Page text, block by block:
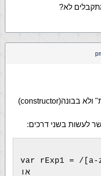
לא?
אני השתמשתי בדרך ה"מקוצרת" ולא בבונה(constructor)
לעשות בשני דרכים:
var rExp1 = /
או